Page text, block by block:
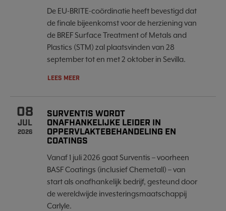
De EU-BRITE-coördinatie heeft bevestigd dat
de finale bijeenkomst voor de herziening van
de BREF Surface Treatment of Metals and
Plastics (STM) zal plaatsvinden van 28
september tot en met 2 oktober in Sevilla.
LEES MEER
08
JUL
2026
SURVENTIS WORDT
ONAFHANKELIJKE LEIDER IN
OPPERVLAKTEBEHANDELING EN
COATINGS
Vanaf 1 juli 2026 gaat Surventis – voorheen
BASF Coatings (inclusief Chemetall) – van
start als onafhankelijk bedrijf, gesteund door
de wereldwijde investeringsmaatschappij
Carlyle.